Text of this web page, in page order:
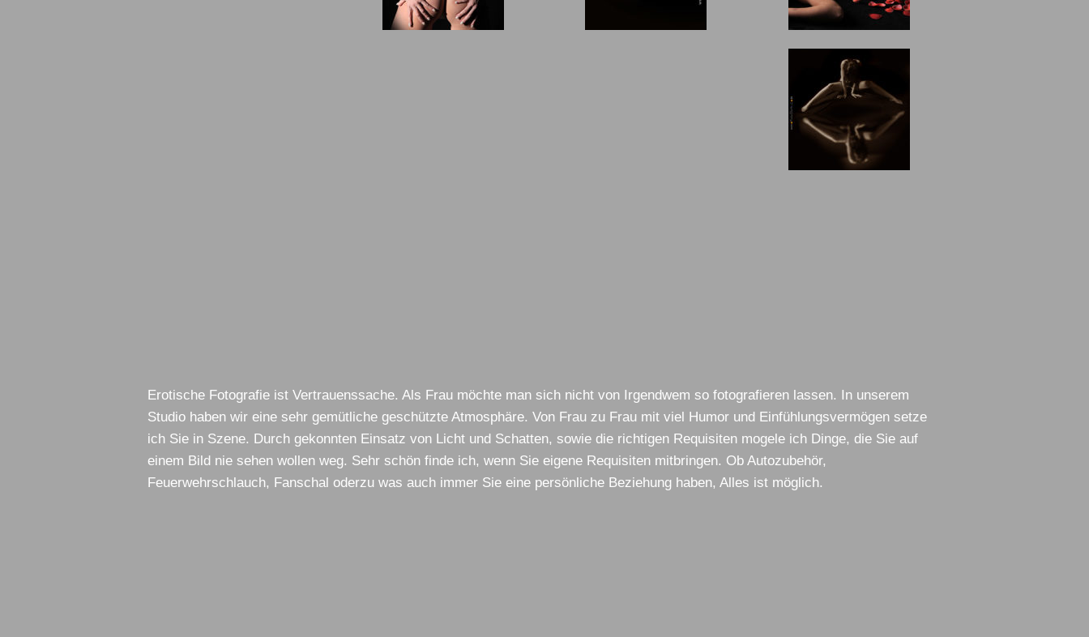
Erotische Fotografie ist Vertrauenssache. Als Frau möchte man sich nicht von Irgendwem so fotografieren lassen. In unserem
Studio haben wir eine sehr gemütliche geschützte Atmosphäre. Von Frau zu Frau mit viel Humor und Einfühlungsvermögen setze
ich Sie in Szene. Durch gekonnten Einsatz von Licht und Schatten, sowie die richtigen Requisiten mogele ich Dinge, die Sie auf
einem Bild nie sehen wollen weg. Sehr schön finde ich, wenn Sie eigene Requisiten mitbringen. Ob Autozubehör,
Feuerwehrschlauch, Fanschal oderzu was auch immer Sie eine persönliche Beziehung haben, Alles ist möglich.